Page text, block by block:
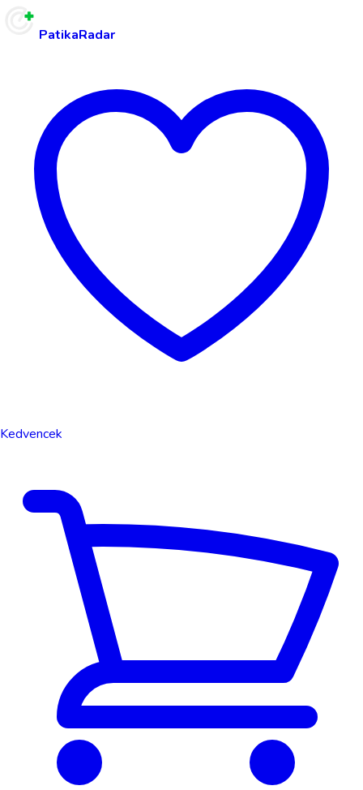
PatikaRadar
Kedvencek